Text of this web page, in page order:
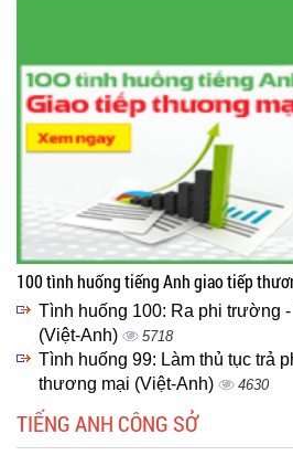
100 tình huống tiếng Anh giao tiếp
Tình huống 100: Ra phi trường
(Việt-Anh)
5718
Tình huống 99: Làm thủ tục trả
thương mại (Việt-Anh)
4630
TIẾNG ANH CÔNG SỞ